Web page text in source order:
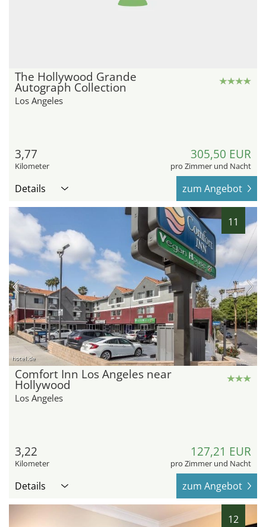
The Hollywood Grande
Autograph Collection
Los Angeles
3,77
Kilometer
305,50 EUR
pro Zimmer und Nacht
Details zum Angebot
11
hotel.de
Comfort Inn Los Angeles near
Hollywood
Los Angeles
3,22
Kilometer
127,21 EUR
pro Zimmer und Nacht
Details zum Angebot
12